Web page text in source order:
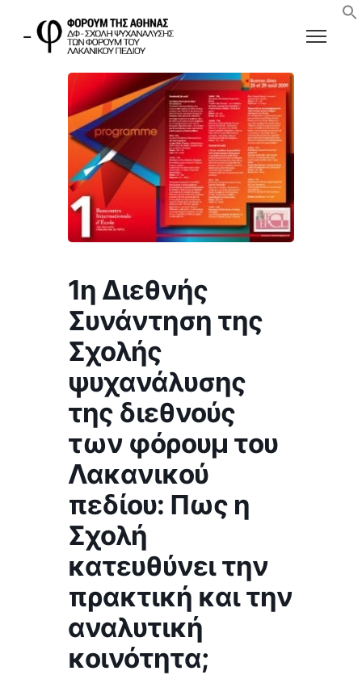
1η Διεθνής
Συνάντηση της
Σχολής
ψυχανάλυσης
της διεθνούς
των φόρουμ του
Λακανικού
πεδίου: Πως η
Σχολή
κατευθύνει την
πρακτική και την
αναλυτική
κοινότητα;